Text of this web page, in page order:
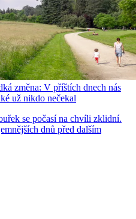
změna: V příštích dnech nás
už nikdo nečekal
se počasí na chvíli zklidní.
dnů před dalším